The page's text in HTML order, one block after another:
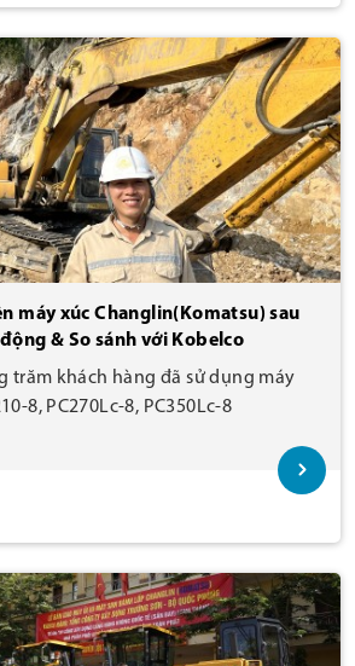
máy xúc Changlin(Komatsu) sau
& So sánh với Kobelco
trăm khách hàng đã sử dụng máy
8, PC270Lc-8, PC350Lc-8